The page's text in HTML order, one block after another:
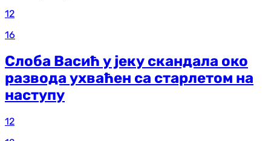
12
16
Слоба Васић у јеку скандала око
развода ухваћен са старлетом на
наступу
12